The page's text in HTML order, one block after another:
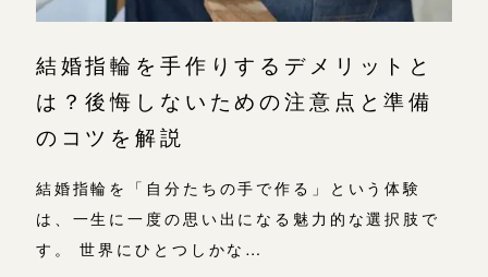
結婚指輪を手作りするデメリットと
は？後悔しないための注意点と準備
のコツを解説
結婚指輪を「自分たちの手で作る」という体験
は、一生に一度の思い出になる魅力的な選択肢で
す。 世界にひとつしかな…